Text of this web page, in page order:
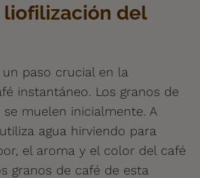
liofilización del
paso crucial en la
instantáneo. Los granos de
muelen inicialmente. A
agua hirviendo para
el aroma y el color del café
granos de café de esta